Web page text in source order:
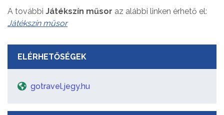
A további Játékszín műsor az alábbi linken érhető el:
Játékszín műsor
ELÉRHETŐSÉGEK
gotravel.jegy.hu